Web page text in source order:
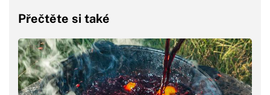
Přečtěte si také